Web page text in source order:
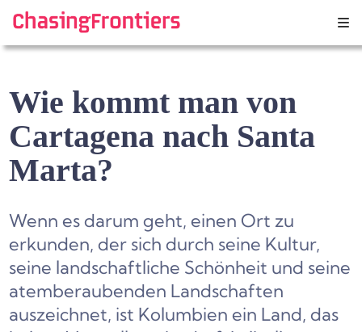
content
Wie kommt man von
Cartagena nach Santa
Marta?
Wenn es darum geht, einen Ort zu
erkunden, der sich durch seine Kultur,
seine landschaftliche Schönheit und seine
atemberaubenden Landschaften
auszeichnet, ist Kolumbien ein Land, das